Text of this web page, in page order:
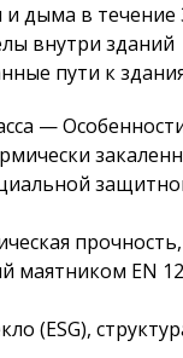
и дыма в течение
внутри зданий
пути к
—
маятником EN
(ESG),